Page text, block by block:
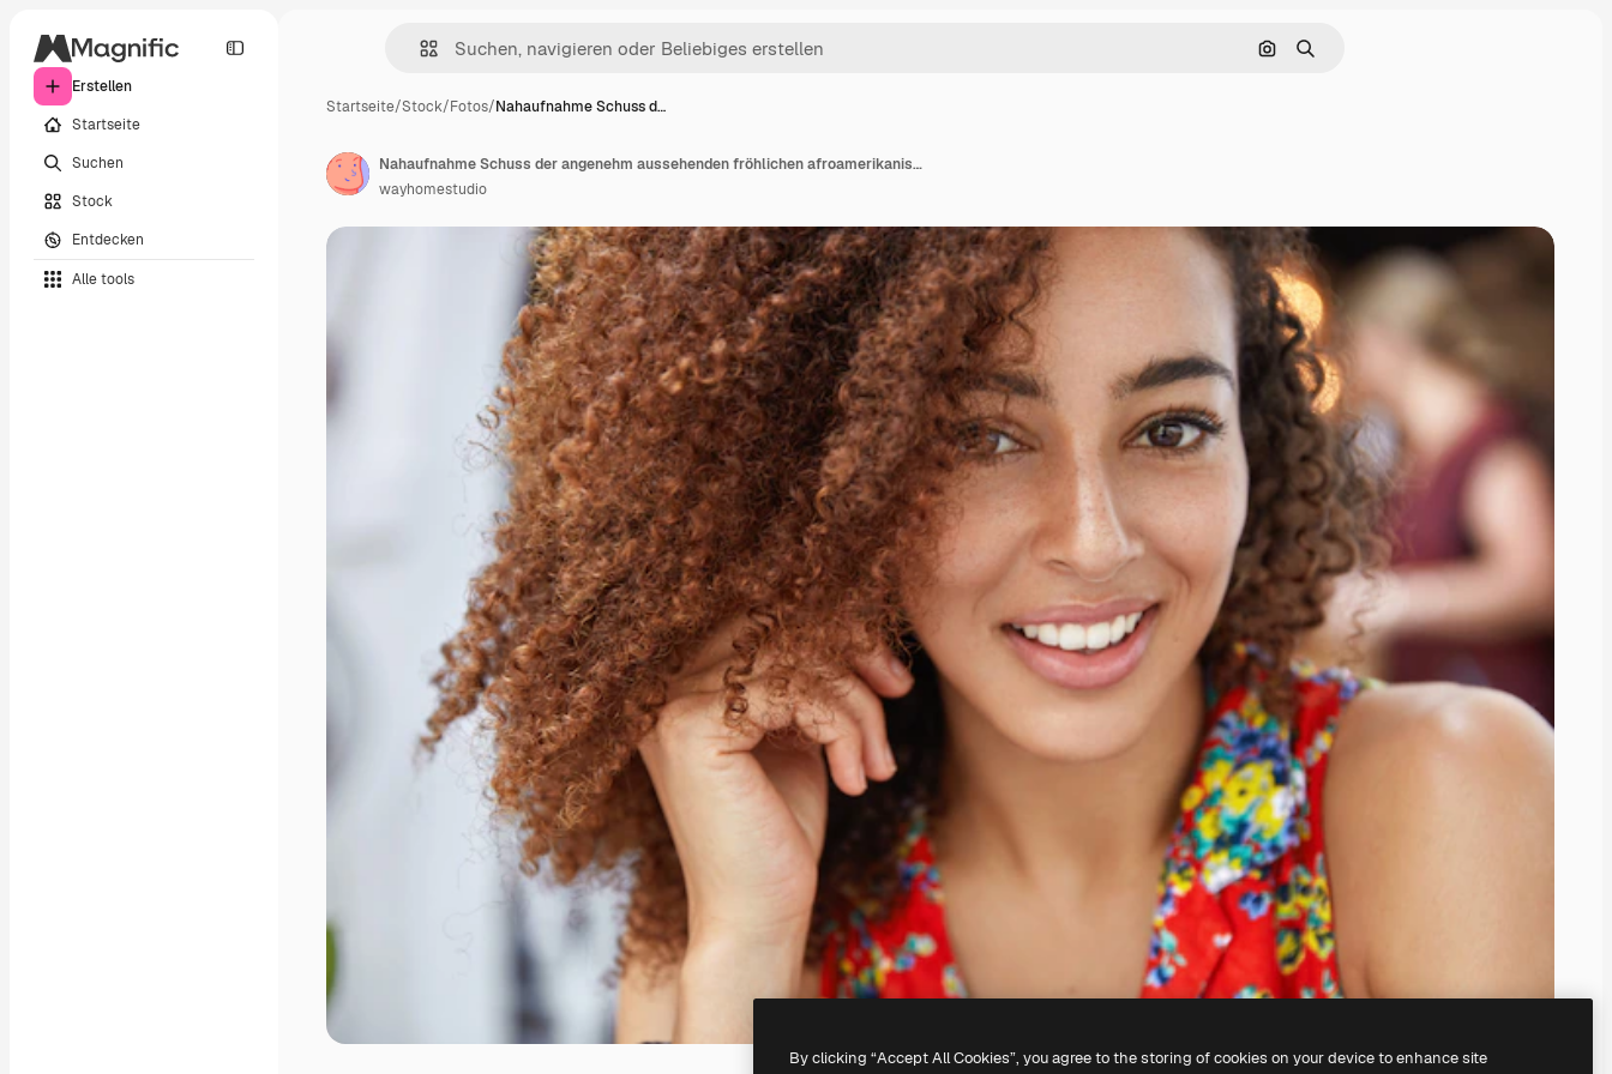
Erstellen
Startseite
Suchen
Stock
Entdecken
Alle tools
Nach Bild suchen
Suchen
Startseite/Stock/Fotos/Nahaufnahme Schuss d…
Nahaufnahme Schuss der angenehm aussehenden fröhlichen afroamerikanischen Frau mit freudigem Ausdruck, gekleidet in helle Sommerkleidung
wayhomestudio
By clicking “Accept All Cookies”, you agree to the storing of cookies on your device to enhance site